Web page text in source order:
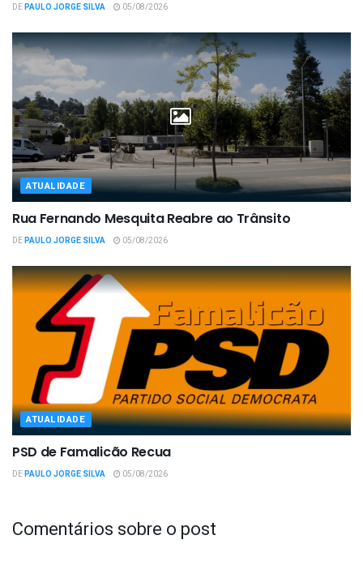
DEPAULO JORGE SILVA 05/08/2026
ATUALIDADE
Rua Fernando Mesquita Reabre ao Trânsito
DEPAULO JORGE SILVA 05/08/2026
ATUALIDADE
PSD de Famalicão Recua
DEPAULO JORGE SILVA 05/08/2026
Comentários sobre o post